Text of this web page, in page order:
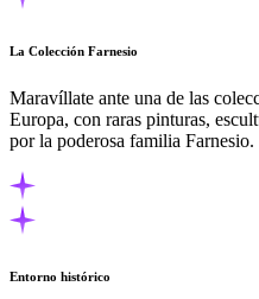
La Colección Farnesio
Maravíllate ante una de las
Europa, con raras pinturas,
por la poderosa familia Farnesio.
Entorno histórico